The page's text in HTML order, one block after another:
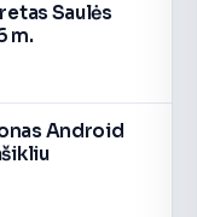
Saulės
m.
Android